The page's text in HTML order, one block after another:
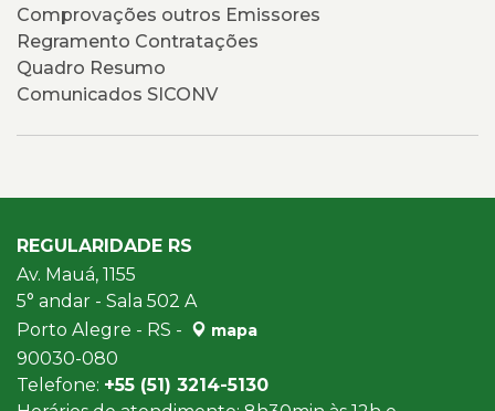
Comprovações outros Emissores
Regramento Contratações
Quadro Resumo
Comunicados SICONV
REGULARIDADE RS
Av. Mauá, 1155
5° andar - Sala 502 A
Porto Alegre - RS -
mapa
90030-080
Telefone: +55 (51) 3214-5130